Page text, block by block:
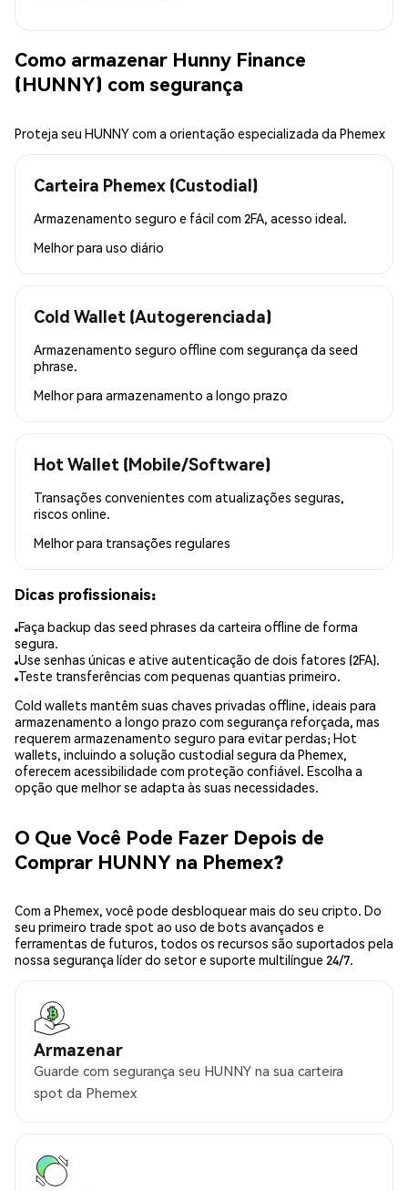
Como armazenar Hunny Finance
(HUNNY) com segurança
Proteja seu HUNNY com a orientação especializada da Phemex
Carteira Phemex (Custodial)
Armazenamento seguro e fácil com 2FA, acesso ideal.
Melhor para uso diário
Cold Wallet (Autogerenciada)
Armazenamento seguro offline com segurança da seed
phrase.
Melhor para armazenamento a longo prazo
Hot Wallet (Mobile/Software)
Transações convenientes com atualizações seguras,
riscos online.
Melhor para transações regulares
Dicas profissionais:
Faça backup das seed phrases da carteira offline de forma
segura.
Use senhas únicas e ative autenticação de dois fatores (2FA).
Teste transferências com pequenas quantias primeiro.
Cold wallets mantêm suas chaves privadas offline, ideais para
armazenamento a longo prazo com segurança reforçada, mas
requerem armazenamento seguro para evitar perdas; Hot
wallets, incluindo a solução custodial segura da Phemex,
oferecem acessibilidade com proteção confiável. Escolha a
opção que melhor se adapta às suas necessidades.
O Que Você Pode Fazer Depois de
Comprar HUNNY na Phemex?
Com a Phemex, você pode desbloquear mais do seu cripto. Do
seu primeiro trade spot ao uso de bots avançados e
ferramentas de futuros, todos os recursos são suportados pela
nossa segurança líder do setor e suporte multilíngue 24/7.
Armazenar
Guarde com segurança seu HUNNY na sua carteira
spot da Phemex